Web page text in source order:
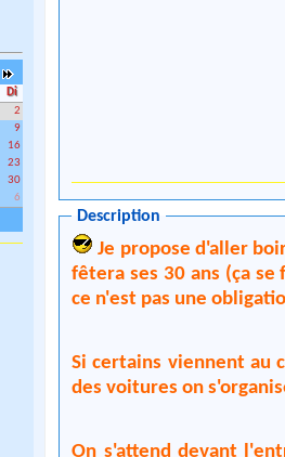
Di
2
9
16
23
30
6
Description
Je propose d'aller
fêtera ses 30 ans (ça
ce n'est pas une
Si certains viennent au
des voitures on
On s'attend devant